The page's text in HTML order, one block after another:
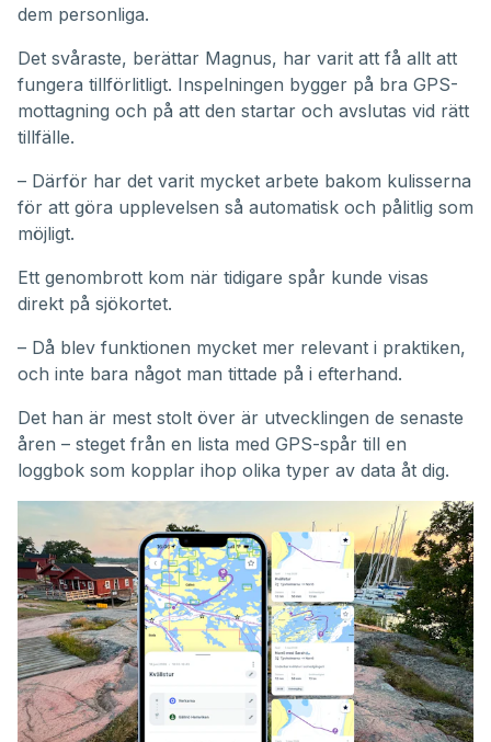
dem personliga.
Det svåraste, berättar Magnus, har varit att få allt att
fungera tillförlitligt. Inspelningen bygger på bra GPS-
mottagning och på att den startar och avslutas vid rätt
tillfälle.
– Därför har det varit mycket arbete bakom kulisserna
för att göra upplevelsen så automatisk och pålitlig som
möjligt.
Ett genombrott kom när tidigare spår kunde visas
direkt på sjökortet.
– Då blev funktionen mycket mer relevant i praktiken,
och inte bara något man tittade på i efterhand.
Det han är mest stolt över är utvecklingen de senaste
åren – steget från en lista med GPS-spår till en
loggbok som kopplar ihop olika typer av data åt dig.